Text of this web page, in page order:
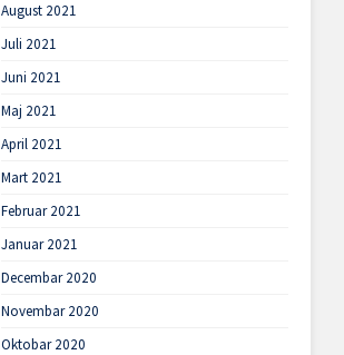
August 2021
Juli 2021
Juni 2021
Maj 2021
April 2021
Mart 2021
Februar 2021
Januar 2021
Decembar 2020
Novembar 2020
Oktobar 2020